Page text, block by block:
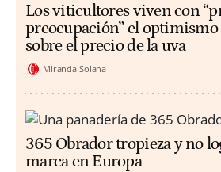
Los viticultores viven con
preocupación” el optimismo
sobre el precio de la uva
Miranda Solana
365 Obrador tropieza y no
marca en Europa